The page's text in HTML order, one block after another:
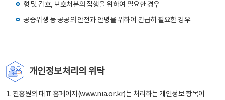
형 및 감호, 보호처분의 집행을 위하여 필요한 경우
공중위생 등 공공의 안전과 안녕을 위하여 긴급히 필요한 경우
개인정보처리의 위탁
1. 진흥원의 대표 홈페이지(www.nia.or.kr)는 처리하는 개인정보 항목이